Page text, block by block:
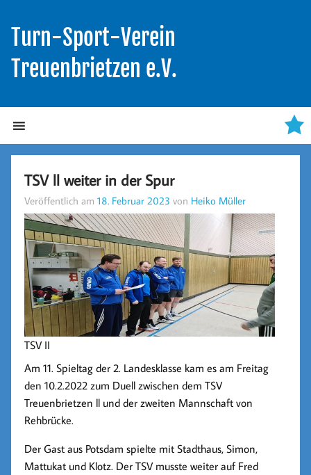
Turn-Sport-Verein
Treuenbrietzen e.V.
TSV ll weiter in der Spur
Veröffentlich am18. Februar 2023 von Heiko Müller
TSV II
Am 11. Spieltag der 2. Landesklasse kam es am Freitag
den 10.2.2022 zum Duell zwischen dem TSV
Treuenbrietzen ll und der zweiten Mannschaft von
Rehbrücke.
Der Gast aus Potsdam spielte mit Stadthaus, Simon,
Mattukat und Klotz. Der TSV musste weiter auf Fred